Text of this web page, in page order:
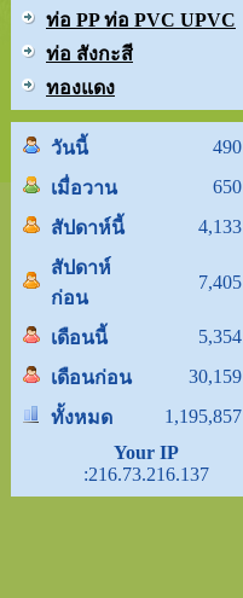
ท่อ PP ท่อ PVC UPVC
ท่อ สังกะสี
ทองแดง
วันนี้
490
เมื่อวาน
650
สัปดาห์นี้
4,133
สัปดาห์
ก่อน
7,405
เดือนนี้
5,354
เดือนก่อน
30,159
ทั้งหมด
1,195,857
Your IP
:216.73.216.137